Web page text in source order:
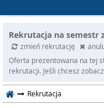
Rekrutacja na semestr
zmień rekrutację
Oferta prezentowana na tej
rekrutacji. Jeśli chcesz
Rekrutacja